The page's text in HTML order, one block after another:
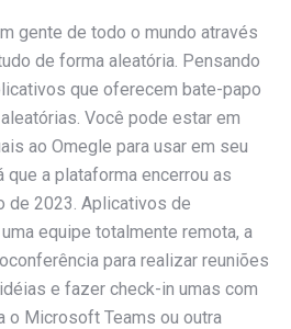
gente de todo o mundo através
de forma aleatória. Pensando
que oferecem bate-papo
Você pode estar em
ao Omegle para usar em seu
que a plataforma encerrou as
de 2023. Aplicativos de
equipe totalmente remota, a
para realizar reuniões
e fazer check-in umas com
o Microsoft Teams ou outra